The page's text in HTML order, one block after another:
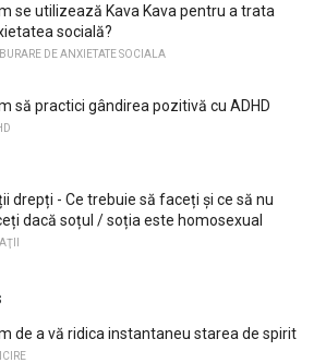
se utilizează Kava Kava pentru a trata
socială?
DE ANXIETATE SOCIALA
să practici gândirea pozitivă cu ADHD
drepți - Ce trebuie să faceți și ce să nu
dacă soțul / soția este homosexual
de a vă ridica instantaneu starea de spirit